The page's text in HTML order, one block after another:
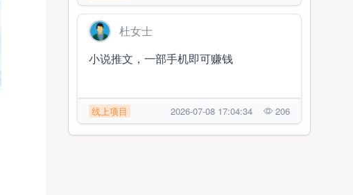
杜女士
小说推文，一部手机即可赚钱
线上项目 2026-07-08 17:04:34 206